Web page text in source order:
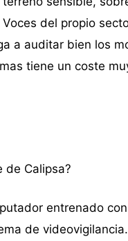
del propio
a auditar bien los
tiene un coste
de Calipsa?
entrenado
de